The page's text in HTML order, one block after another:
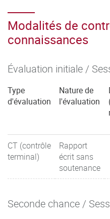
Modalités de
connaissances
Évaluation initiale /
Type
d'évaluation
Nature de
l'évaluation
CT (contrôle
terminal)
Rapport
écrit sans
soutenance
Seconde chance /